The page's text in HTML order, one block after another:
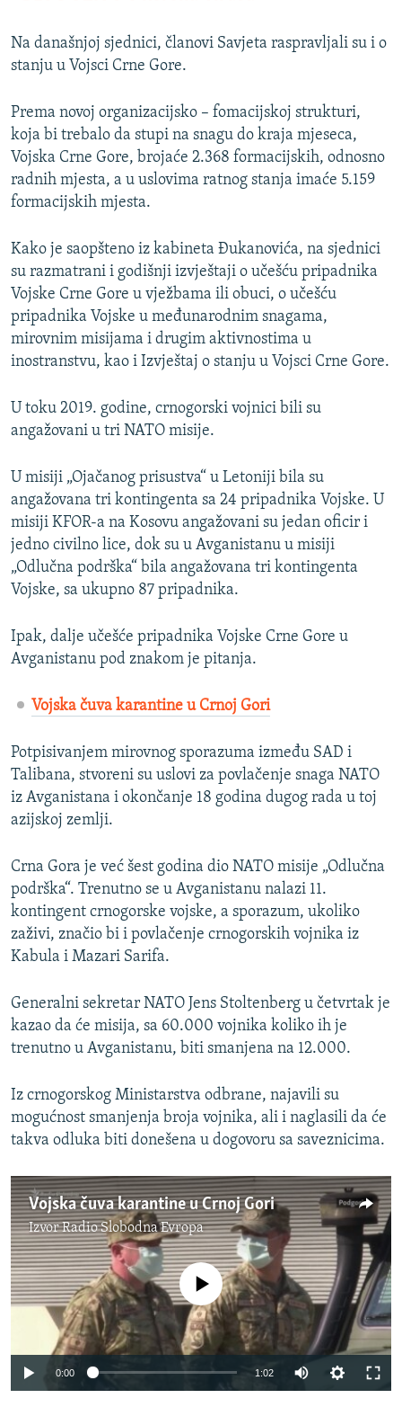
Na današnjoj sjednici, članovi Savjeta raspravljali su i o
stanju u Vojsci Crne Gore.
Prema novoj organizacijsko – fomacijskoj strukturi,
koja bi trebalo da stupi na snagu do kraja mjeseca,
Vojska Crne Gore, brojaće 2.368 formacijskih, odnosno
radnih mjesta, a u uslovima ratnog stanja imaće 5.159
formacijskih mjesta.
Kako je saopšteno iz kabineta Đukanovića, na sjednici
su razmatrani i godišnji izvještaji o učešću pripadnika
Vojske Crne Gore u vježbama ili obuci, o učešću
pripadnika Vojske u međunarodnim snagama,
mirovnim misijama i drugim aktivnostima u
inostranstvu, kao i Izvještaj o stanju u Vojsci Crne Gore.
U toku 2019. godine, crnogorski vojnici bili su
angažovani u tri NATO misije.
U misiji „Ojačanog prisustva“ u Letoniji bila su
angažovana tri kontingenta sa 24 pripadnika Vojske. U
misiji KFOR-a na Kosovu angažovani su jedan oficir i
jedno civilno lice, dok su u Avganistanu u misiji
„Odlučna podrška“ bila angažovana tri kontingenta
Vojske, sa ukupno 87 pripadnika.
Ipak, dalje učešće pripadnika Vojske Crne Gore u
Avganistanu pod znakom je pitanja.
Vojska čuva karantine u Crnoj Gori
Potpisivanjem mirovnog sporazuma između SAD i
Talibana, stvoreni su uslovi za povlačenje snaga NATO
iz Avganistana i okončanje 18 godina dugog rada u toj
azijskoj zemlji.
Crna Gora je već šest godina dio NATO misije „Odlučna
podrška“. Trenutno se u Avganistanu nalazi 11.
kontingent crnogorske vojske, a sporazum, ukoliko
zaživi, značio bi i povlačenje crnogorskih vojnika iz
Kabula i Mazari Sarifa.
Generalni sekretar NATO Jens Stoltenberg u četvrtak je
kazao da će misija, sa 60.000 vojnika koliko ih je
trenutno u Avganistanu, biti smanjena na 12.000.
Iz crnogorskog Ministarstva odbrane, najavili su
mogućnost smanjenja broja vojnika, ali i naglasili da će
takva odluka biti donešena u dogovoru sa saveznicima.
Vojska čuva karantine u Crnoj Gori
IzvorRadio Slobodna Evropa
No media source currently available
0:00 1:02